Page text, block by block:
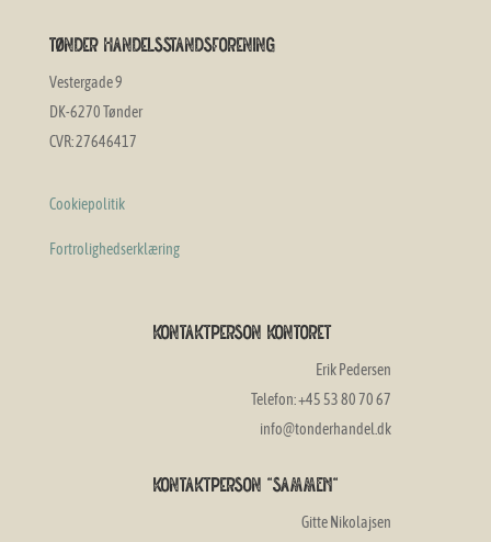
Tønder Handelsstandsforening
Vestergade 9
DK-6270 Tønder
CVR: 27646417
Cookiepolitik
Fortrolighedserklæring
Kontaktperson Kontoret
Erik Pedersen
Telefon: +45 53 80 70 67
info@tonderhandel.dk
Kontaktperson "SAMMEN"
Gitte Nikolajsen